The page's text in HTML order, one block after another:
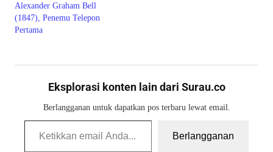
Alexander Graham Bell
(1847), Penemu Telepon
Pertama
Eksplorasi konten lain dari Surau.co
Berlangganan untuk dapatkan pos terbaru lewat email.
Ketikkan email Anda...
Berlangganan